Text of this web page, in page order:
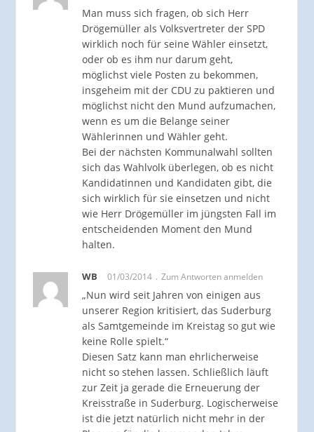
Man muss sich fragen, ob sich Herr
Drögemüller als Volksvertreter der SPD
wirklich noch für seine Wähler einsetzt,
oder ob es ihm nur darum geht,
möglichst viele Posten zu bekommen,
insgeheim mit der CDU zu paktieren und
möglichst nicht den Mund aufzumachen,
wenn es um die Belange seiner
Wählerinnen und Wähler geht.
Bei der nächsten Kommunalwahl sollten
sich das Wahlvolk überlegen, ob es nicht
Kandidatinnen und Kandidaten gibt, die
sich wirklich für sie einsetzen und nicht
wie Herr Drögemüller im jüngsten Fall im
entscheidenden Moment den Mund
halten.
WB 01/03/2014 Zum Antworten anmelden
„Nun wird seit Jahren von einigen aus
unserer Region kritisiert, das Suderburg
als Samtgemeinde im Kreistag so gut wie
keine Rolle spielt.“
Diesen Satz kann man ehrlicherweise
nicht so stehen lassen. Schließlich läuft
zur Zeit ja gerade die Erneuerung der
Kreisstraße in Suderburg. Logischerweise
ist die jetzt natürlich nicht mehr in der